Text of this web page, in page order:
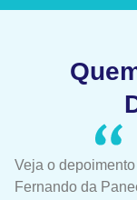
Veja o depoimento
Fernando da